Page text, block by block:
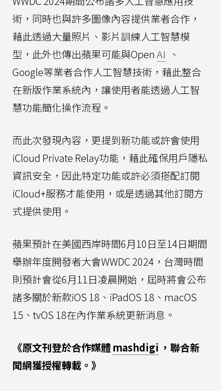
術，同時也與許多圖像內容提供業者合作，
藉此透過大量照片、影片訓練人工智慧模
型，此外也傳出蘋果可能與OpenAI 、
Google等業者合作人工智慧技術，藉此整合
在新版作業系統內，讓使用者能透過人工智
慧功能簡化操作流程。
而此次發現內容，更提到新功能或許會使用
iCloud Private Relay功能，藉此確保用戶隱私
資訊安全，因此特定功能或許必須搭配訂閱
iCloud+服務才能使用，或是透過其他訂閱方
式提供使用。
蘋果預計在美國西岸時間6月10日至14日期間
舉辦年度開發者大會WWDC 2024，台灣時間
則預計會從6月11日凌晨開始，屆時將會公布
諸多關於新款iOS 18、iPadOS 18、macOS
15、tvOS 18在內作業系統更新消息。
《原文刊登於合作媒體 mashdigi ，聯合新
聞網獲授權轉載。》